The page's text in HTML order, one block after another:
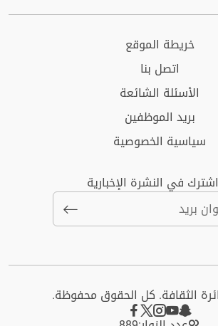
خريطة الموقع
اتصل بنا
الأسئلة الشائعة
بريد الموظفين
سياسية الخصوصية
اشترك في النشرة الإخبارية